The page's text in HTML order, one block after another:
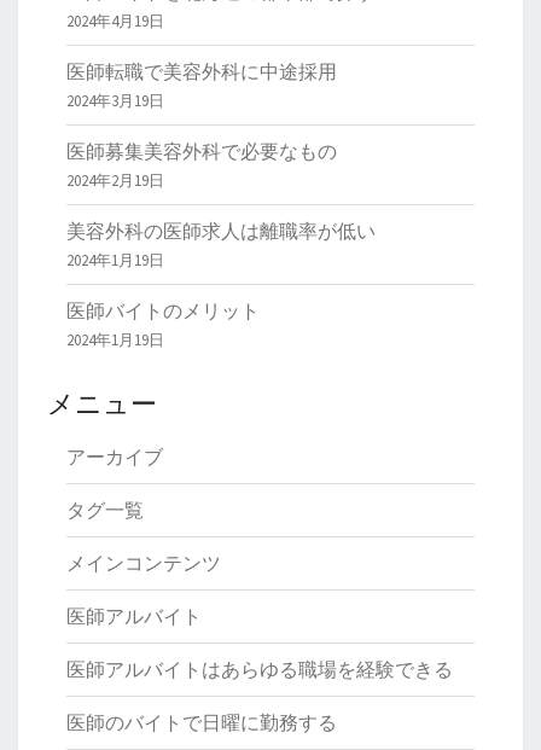
2024年4月19日
医師転職で美容外科に中途採用
2024年3月19日
医師募集美容外科で必要なもの
2024年2月19日
美容外科の医師求人は離職率が低い
2024年1月19日
医師バイトのメリット
2024年1月19日
メニュー
アーカイブ
タグ一覧
メインコンテンツ
医師アルバイト
医師アルバイトはあらゆる職場を経験できる
医師のバイトで日曜に勤務する